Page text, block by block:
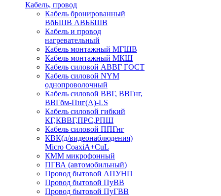
Кабель, провод
Кабель бронированный
ВбБШВ АВББШВ
Кабель и провод
нагревательный
Кабель монтажный МГШВ
Кабель монтажный МКШ
Кабель силовой АВВГ ГОСТ
Кабель силовой NYM
однопроволочный
Кабель силовой ВВГ, ВВГнг,
ВВГбм-Пнг(А)-LS
Кабель силовой гибкий
КГ,КВВГ,ПРС,РПШ
Кабель силовой ППГнг
КВК(д/видеонаблюдения)
Micro CoaxiA+CuL
КММ микрофонный
ПГВА (автомобильный)
Провод бытовой АПУНП
Провод бытовой ПуВВ
Провод бытовой ПуГВВ